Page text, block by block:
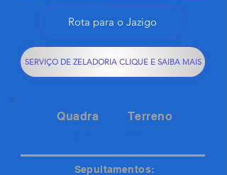
Rota para o Jazigo
SERVIÇO DE ZELADORIA CLIQUE E SAIBA MAIS
Quadra Terreno
Sepultamentos: